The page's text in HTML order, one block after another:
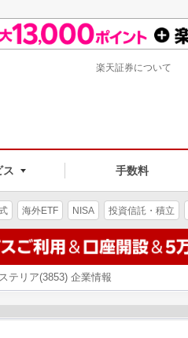
ス 手数料
楽天証券について
海外ETF NISA 投資信託・積立
テリア(3853) 企業情報